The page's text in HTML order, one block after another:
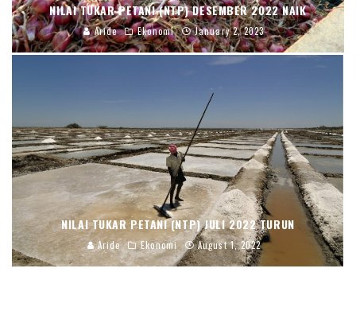
NILAI TUKAR PETANI (NTP) DESEMBER 2022 NAIK
Aride Ekonomi January 2, 2023
NILAI TUKAR PETANI (NTP) JULI 2022 TURUN
Aride Ekonomi August 1, 2022